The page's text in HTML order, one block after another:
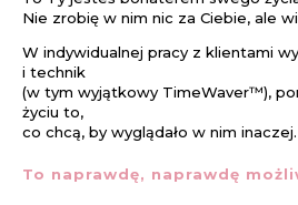
Nie zrobię w nim nic za Ciebie, ale
W indywidualnej pracy z klientami
i technik
(w tym wyjątkowy TimeWaver™),
życiu to,
co chcą, by wyglądało w nim inaczej.
To naprawdę, naprawdę